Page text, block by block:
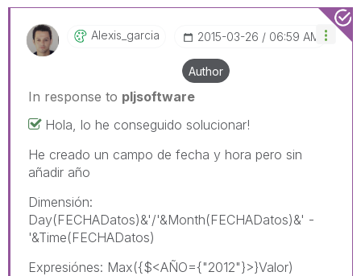
Alexis_garcia ‎2015-03-26 06:59 AM
Author
In response to pljsoftware
Hola, lo he conseguido solucionar!
He creado un campo de fecha y hora pero sin
añadir año
Dimensión:
Day(FECHADatos)&'/'&Month(FECHADatos)&' -
'&Time(FECHADatos)
Expresiónes: Max({$<AÑO={"2012"}>}Valor)